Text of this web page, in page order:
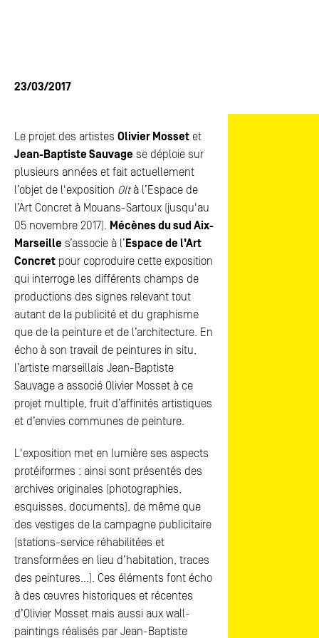
ESPACE PRESSE
23/03/2017
Le projet des artistes Olivier Mosset et
Jean-Baptiste Sauvage se déploie sur
plusieurs années et fait actuellement
l’objet de l'exposition Oltà l’Espace de
l’Art Concret à Mouans-Sartoux (jusqu'au
05 novembre 2017). Mécènes du sud Aix-
Marseille s’associe à l’ Espace de l’Art
Concret pour coproduire cette exposition
qui interroge les différents champs de
productions des signes relevant tout
autant de la publicité et du graphisme
que de la peinture et de l’architecture. En
écho à son travail de peintures in situ,
l’artiste marseillais Jean-Baptiste
Sauvage a associé Olivier Mosset à ce
projet multiple, fruit d’affinités artistiques
et d’envies communes de peinture.
L'exposition met en lumière ses aspects
protéiformes : ainsi sont présentés des
archives originales (photographies,
esquisses, documents), de même que
des vestiges de la campagne publicitaire
(stations-service réhabilitées et
transformées en lieu d’habitation, traces
des peintures…). Ces éléments font écho
à des œuvres historiques et récentes
d’Olivier Mosset mais aussi aux wall-
paintings réalisés par Jean-Baptiste